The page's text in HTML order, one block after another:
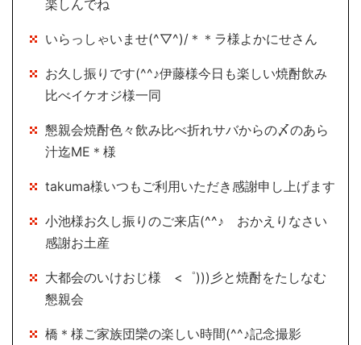
楽しんでね
いらっしゃいませ(^▽^)/＊＊ラ様よかにせさん
お久し振りです(^^♪伊藤様今日も楽しい焼酎飲み
比べイケオジ様一同
懇親会焼酎色々飲み比べ折れサバからの〆のあら
汁迄ME＊様
takuma様いつもご利用いただき感謝申し上げます
小池様お久し振りのご来店(^^♪ おかえりなさい
感謝お土産
大都会のいけおじ様 <゜)))彡と焼酎をたしなむ
懇親会
橋＊様ご家族団欒の楽しい時間(^^♪記念撮影